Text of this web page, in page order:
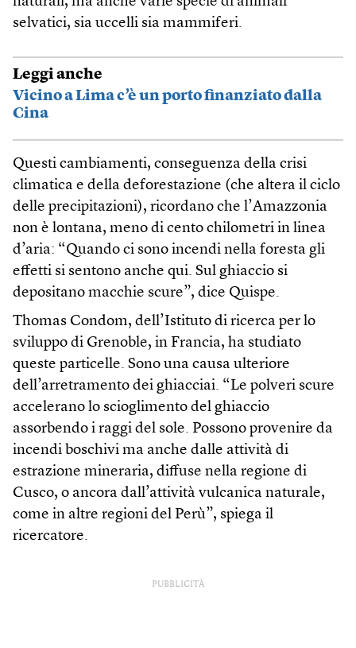
selvatici, sia uccelli sia mammiferi.
Leggi anche
Vicino a Lima c’è un porto finanziato dalla
Cina
Questi cambiamenti, conseguenza della crisi
climatica e della deforestazione (che altera il ciclo
delle precipitazioni), ricordano che l’Amazzonia
non è lontana, meno di cento chilometri in linea
d’aria: “Quando ci sono incendi nella foresta gli
effetti si sentono anche qui. Sul ghiaccio si
depositano macchie scure”, dice Quispe.
Thomas Condom, dell’Istituto di ricerca per lo
sviluppo di Grenoble, in Francia, ha studiato
queste particelle. Sono una causa ulteriore
dell’arretramento dei ghiacciai. “Le polveri scure
accelerano lo scioglimento del ghiaccio
assorbendo i raggi del sole. Possono provenire da
incendi boschivi ma anche dalle attività di
estrazione mineraria, diffuse nella regione di
Cusco, o ancora dall’attività vulcanica naturale,
come in altre regioni del Perù”, spiega il
ricercatore.
PUBBLICITÀ